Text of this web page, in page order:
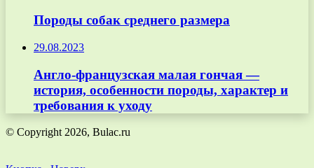
Породы собак среднего размера
29.08.2023
Англо-французская малая гончая —
история, особенности породы, характер и
требования к уходу
© Copyright 2026, Bulac.ru